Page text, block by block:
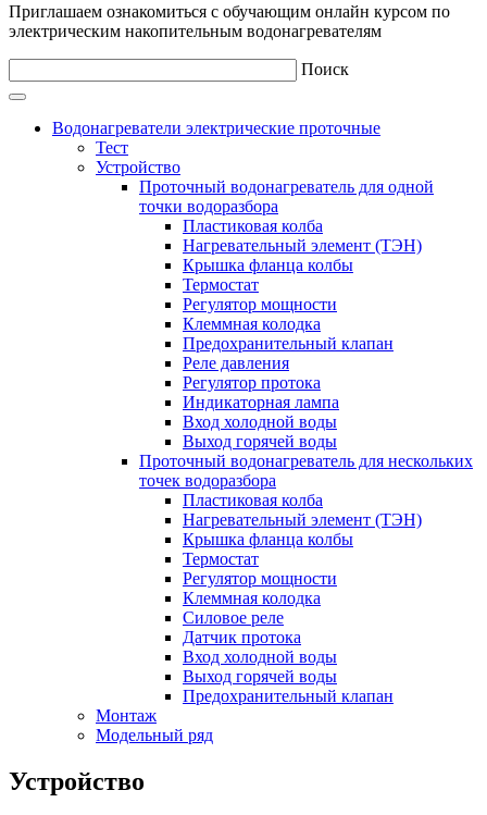
Приглашаем ознакомиться с обучающим онлайн курсом по
электрическим накопительным водонагревателям
Поиск
Водонагреватели электрические проточные
Тест
Устройство
Проточный водонагреватель для одной
точки водоразбора
Пластиковая колба
Нагревательный элемент (ТЭН)
Крышка фланца колбы
Термостат
Регулятор мощности
Клеммная колодка
Предохранительный клапан
Реле давления
Регулятор протока
Индикаторная лампа
Вход холодной воды
Выход горячей воды
Проточный водонагреватель для нескольких
точек водоразбора
Пластиковая колба
Нагревательный элемент (ТЭН)
Крышка фланца колбы
Термостат
Регулятор мощности
Клеммная колодка
Силовое реле
Датчик протока
Вход холодной воды
Выход горячей воды
Предохранительный клапан
Монтаж
Модельный ряд
Устройство